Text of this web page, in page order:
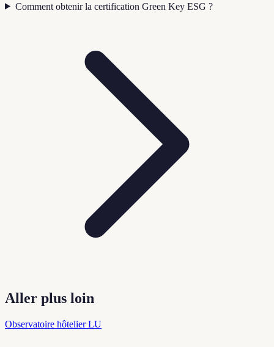
Comment obtenir la certification Green Key ESG ?
Aller plus loin
Observatoire hôtelier LU